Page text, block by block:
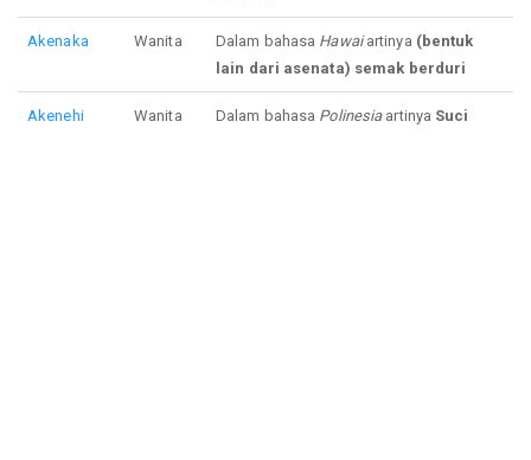
Akenaka Wanita Dalam bahasa Hawaiartinya (bentuk
lain dari asenata) semak berduri
Akenehi Wanita Dalam bahasa Polinesiaartinya Suci